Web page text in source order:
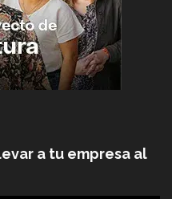
a tu empresa al